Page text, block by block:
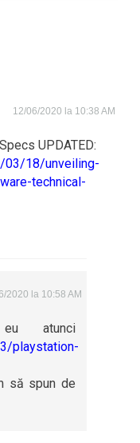
12/06/2020 la 10:38 AM
UPDATED:
03/18/unveiling-
technical-
2020 la 10:58 AM
atunci
playstation-
să spun de